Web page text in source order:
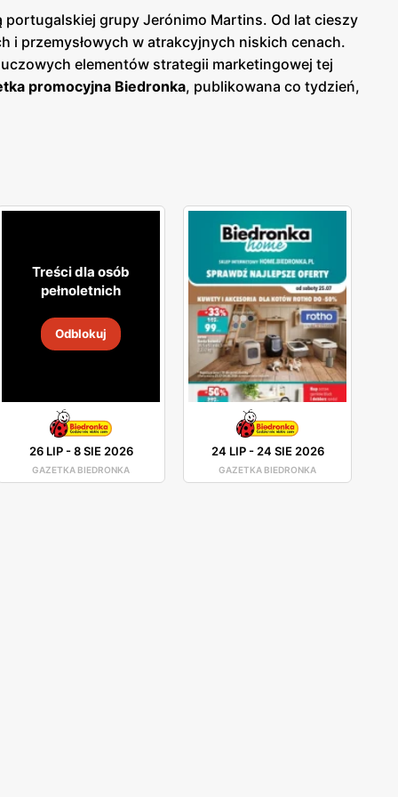
grupy Jerónimo Martins. Od lat cieszy
przemysłowych w atrakcyjnych niskich cenach.
elementów strategii marketingowej tej
promocyjna Biedronka, publikowana co tydzień,
jest łatwo dostępna dla milionów konsumentów.
blisko domu. Firma stawia na wysoką
z ulubionych miejsc zakupów Polaków. Sieć
aby zapewnić najwyższą jakość i atrakcyjność
Treści dla osób
pełnoletnich
Odblokuj
26 LIP-8 SIE 2026
GAZETKA BIEDRONKA
24 LIP- 24 SIE 2026
GAZETKA BIEDRONKA